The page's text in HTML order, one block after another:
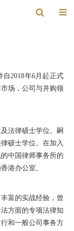
2018年6月起正式
场，公司与并购领
法律硕士学位。嗣
硕士学位。在加入
中国律师事务所的
港办公室。
富的实战经验，曾
方面的专项法律知
和一般公司事务方